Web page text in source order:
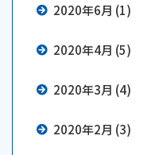
2020年6月 (1)
2020年4月 (5)
2020年3月 (4)
2020年2月 (3)